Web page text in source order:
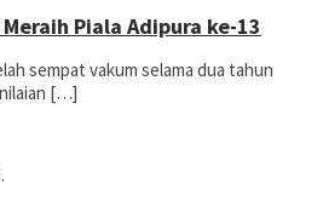
Piala Adipura ke-13
sempat vakum selama dua tahun
[…]